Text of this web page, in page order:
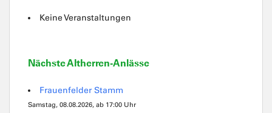
Keine Veranstaltungen
Nächste Altherren-Anlässe
Frauenfelder Stamm
Samstag, 08.08.2026, ab 17:00 Uhr